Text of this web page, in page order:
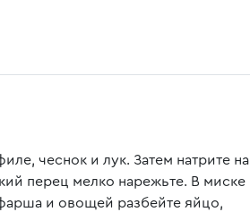
чеснок и лук. Затем натрите на
перец мелко нарежьте. В миске
и овощей разбейте яйцо,